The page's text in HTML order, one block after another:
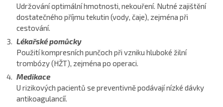
Udržování optimální hmotnosti, nekouření. Nutné zajištění
dostatečného příjmu tekutin (vody, čaje), zejména při
cestování.
Lékařské pomůcky
Použití kompresních punčoch při vzniku hluboké žilní
trombózy (HŽT), zejména po operaci.
Medikace
U rizikových pacientů se preventivně podávají nízké dávky
antikoagulancíí.